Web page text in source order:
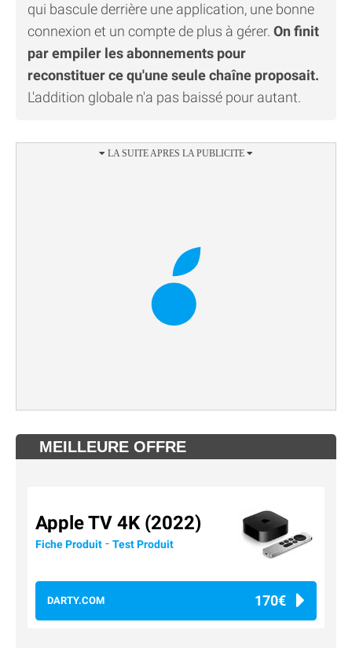
qui bascule derrière une application, une bonne
connexion et un compte de plus à gérer. On finit
par empiler les abonnements pour
reconstituer ce qu'une seule chaîne proposait.
L'addition globale n'a pas baissé pour autant.
MEILLEURE OFFRE
Apple TV 4K (2022)
Fiche Produit - Test Produit
DARTY.COM 170€